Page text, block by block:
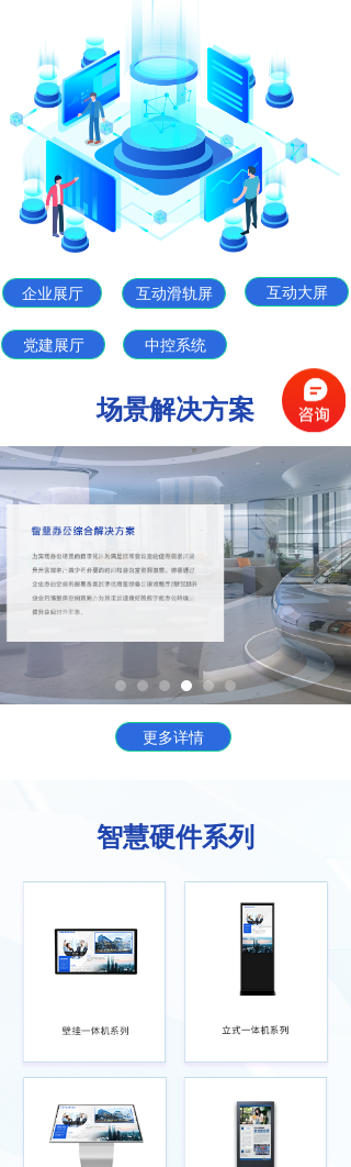
场景解决方案
更多详情
智慧硬件系列
党建展厅
企业展厅 互动滑轨屏
中控系统
互动大屏